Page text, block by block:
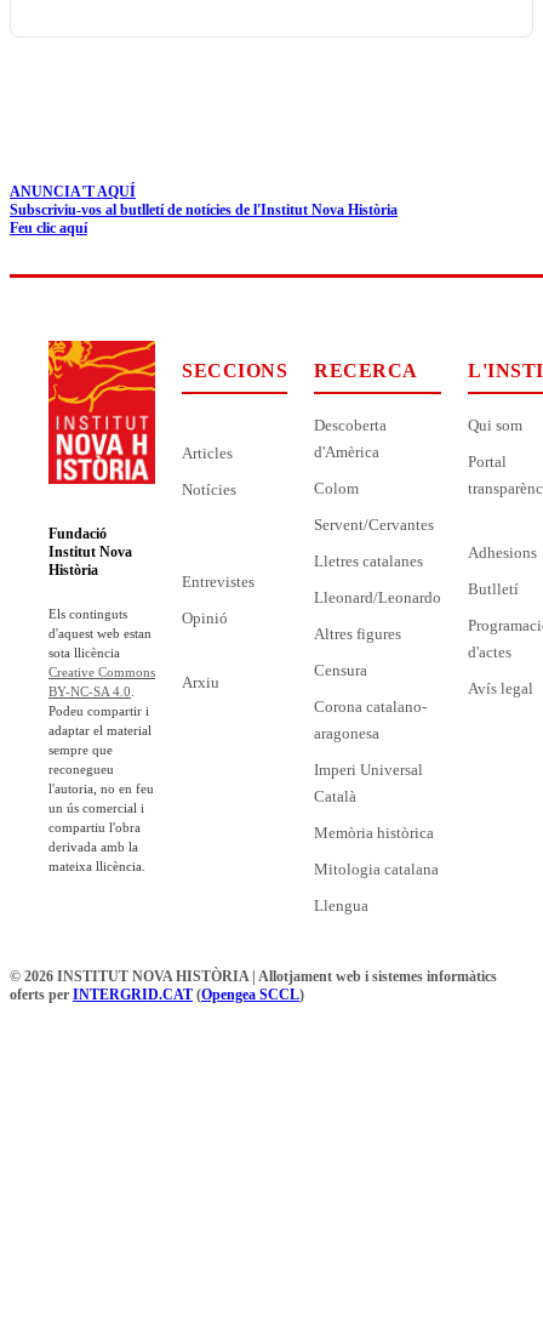
ANUNCIA'T AQUÍ
Subscriviu-vos al butlletí de notícies de l'Institut Nova Història
Feu clic aquí
Fundació
Institut Nova
Història
Els continguts
d'aquest web estan
sota llicència
Creative Commons
BY-NC-SA 4.0
Podeu compartir i
adaptar el material
sempre que
reconegueu
l'autoria, no en feu
un ús comercial i
compartiu l'obra
derivada amb la
mateixa llicència.
SECCIONS
Articles
Notícies
Entrevistes
Opinió
Arxiu
RECERCA
Descoberta
d'Amèrica
Colom
Servent/Cervantes
Lletres catalanes
Lleonard/Leonardo
Altres figures
Censura
Corona catalano-
aragonesa
Imperi Universal
Català
Memòria històrica
Mitologia catalana
Llengua
Qui som
Portal
Adhesions
Butlletí
d'actes
Avís legal
© 2026 INSTITUT NOVA HISTÒRIA | Allotjament web i sistemes informàtics
oferts per INTERGRID.CAT (Opengea SCCL)